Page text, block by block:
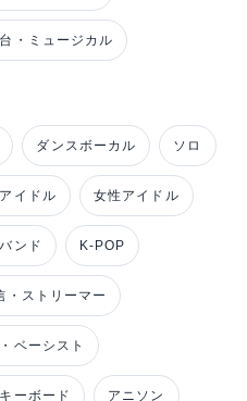
・ミュージカル
ダンスボーカル ソロ
イドル 女性アイドル
ンド K-POP
・ストリーマー
ベーシスト
ーボード アニソン